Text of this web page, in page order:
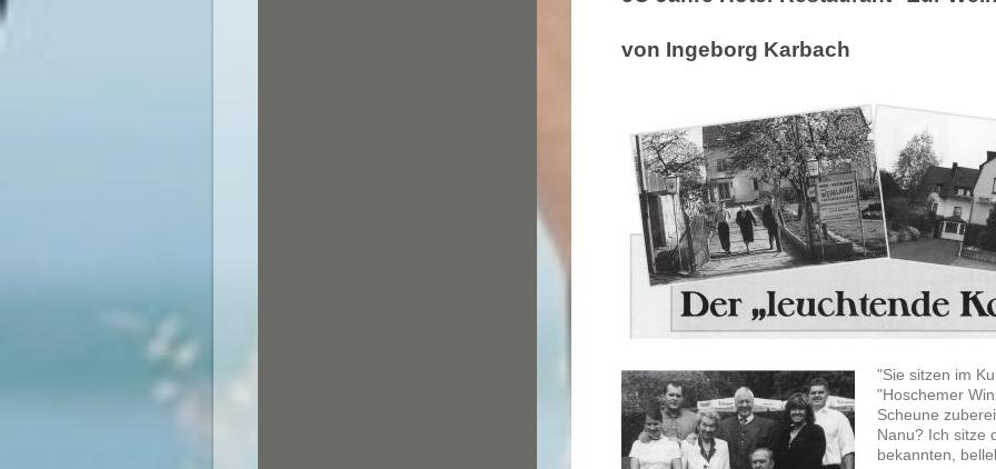
von Ingeborg Karbach
"Sie sitzen im
"Hoschemer
Scheune
Nanu? Ich sitze
bekannten,